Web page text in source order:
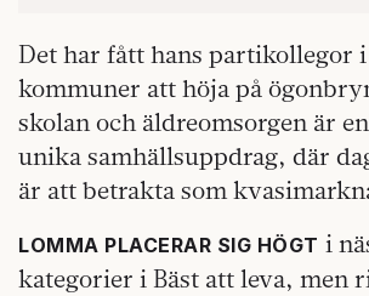
Det har fått hans partikollegor
kommuner att höja på
skolan och äldreomsorgen är
unika samhällsuppdrag, där
är att betrakta som
LOMMA PLACERAR SIG HÖGT i
kategorier i Bäst att leva, men